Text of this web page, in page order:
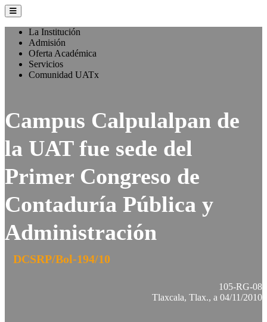
La Institución
Admisión
Oferta Académica
Servicios
Comunidad UATx
Campus Calpulalpan de
la UAT fue sede del
Primer Congreso de
Contaduría Pública y
Administración
DCSRP/Bol-194/10
105-RG-08
Tlaxcala, Tlax., a 04/11/2010